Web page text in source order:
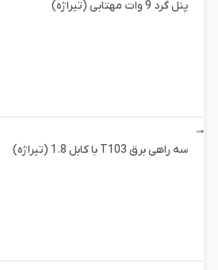
پنل گرد 9 وات مهتابی (تیراژه)
سه راهی برق T103 با کابل 1.8 (تیراژه)